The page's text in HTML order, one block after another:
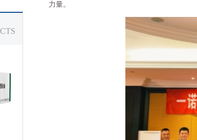
力量。